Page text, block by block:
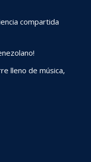
compartida
lleno de música,